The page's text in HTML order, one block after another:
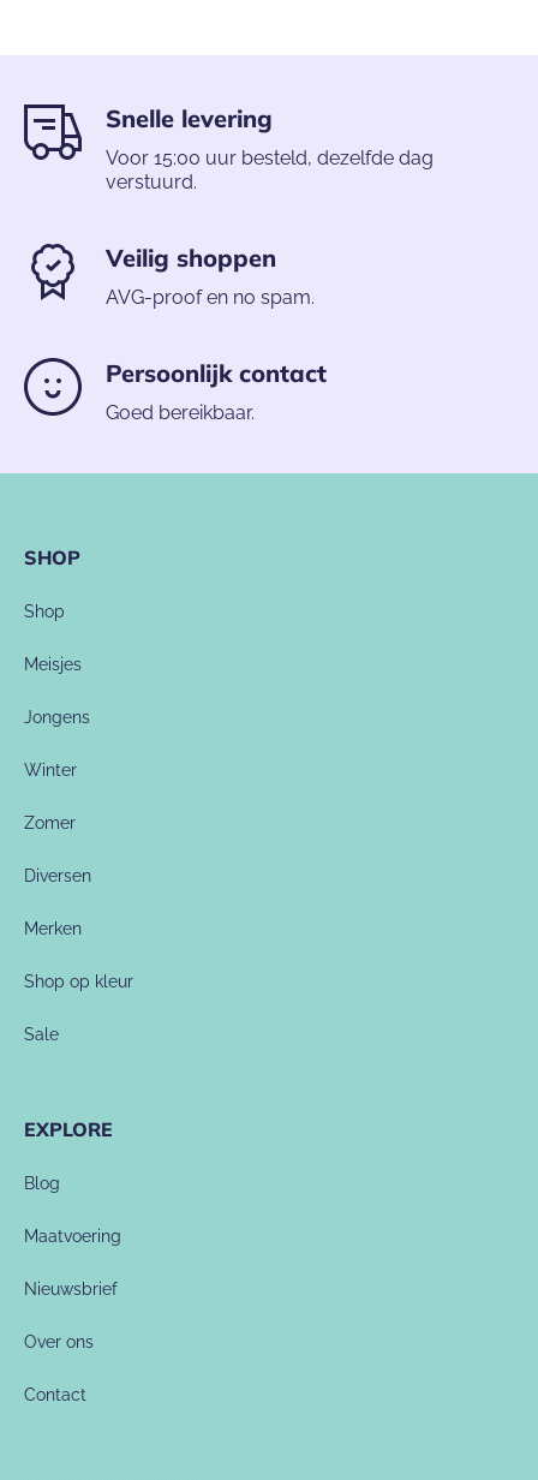
Snelle levering
Voor 15:00 uur besteld, dezelfde dag
verstuurd.
Veilig shoppen
AVG-proof en no spam.
Persoonlijk contact
Goed bereikbaar.
SHOP
Shop
Meisjes
Jongens
Winter
Zomer
Diversen
Merken
Shop op kleur
Sale
EXPLORE
Blog
Maatvoering
Nieuwsbrief
Over ons
Contact